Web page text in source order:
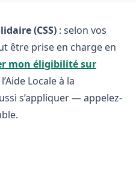
(CSS) : selon vos
être prise en charge en
mon éligibilité sur
Locale à la
s’appliquer — appelez-